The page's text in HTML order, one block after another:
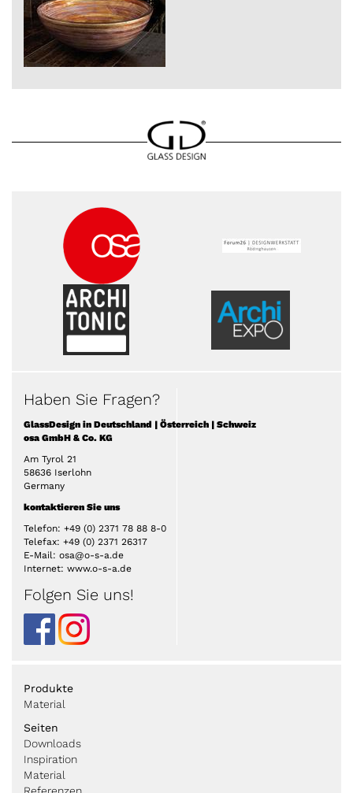
Haben Sie Fragen?
GlassDesign in Deutschland | Österreich | Schweiz
osa GmbH & Co. KG
Am Tyrol 21
58636 Iserlohn
Germany
kontaktieren Sie uns
Telefon: +49 (0) 2371 78 88 8-0
Telefax: +49 (0) 2371 26317
E-Mail: osa@o-s-a.de
Internet: www.o-s-a.de
Folgen Sie uns!
Produkte
Material
Seiten
Downloads
Inspiration
Material